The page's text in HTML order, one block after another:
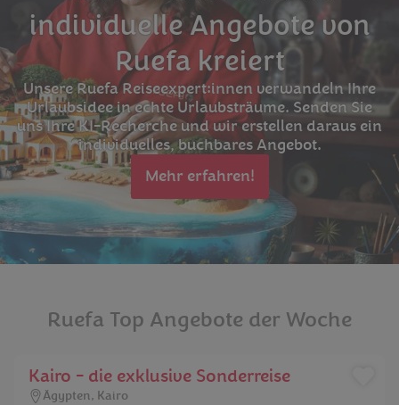
individuelle Angebote von
Ruefa kreiert
Unsere Ruefa Reiseexpert:innen verwandeln Ihre
Urlaubsidee in echte Urlaubsträume. Senden Sie
uns Ihre KI-Recherche und wir erstellen daraus ein
individuelles, buchbares Angebot.
Mehr erfahren!
Ruefa Top Angebote der Woche
Kairo - die exklusive Sonderreise
Ägypten, Kairo